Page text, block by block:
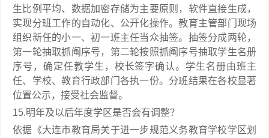
生比例平均、数据加密存储为主要原则，软件直接生成，
实现分班工作的自动化、公开化操作。教育主管部门现场
组织新任的小一、初一班主任当众抽签。抽签分成两轮，
第一轮抽取抓阄序号，第二轮按照抓阄序号抽取学生名册
序号，确定任教学生，校长签字确认。学生名册由班主
任、学校、教育行政部门各执一份。分班结果在各校显著
位置公示，接受社会监督。
15.明年及以后年度学区是否会有调整？
依据《大连市教育局关于进一步规范义务教育学校学区划